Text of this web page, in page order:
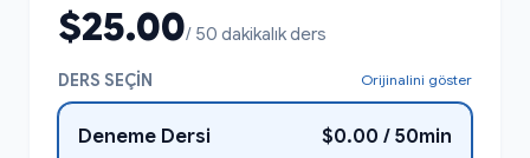
$25.00/ 50 dakikalık ders
DERS SEÇIN Orijinalini göster
Deneme Dersi $0.00 / 50min